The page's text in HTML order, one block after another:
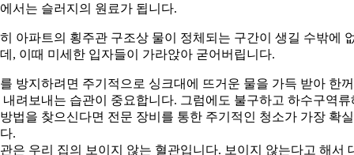
서는 슬러지의 원료가 됩니다.
아파트의 횡주관 구조상 물이 정체되는 구간이 생길 수밖에
, 이때 미세한 입자들이 가라앉아 굳어버립니다.
방지하려면 주기적으로 싱크대에 뜨거운 물을 가득 받아 한
내려보내는 습관이 중요합니다. 그럼에도 불구하고 하수구역류
법을 찾으신다면 전문 장비를 통한 주기적인 청소가 가장 확
.
은 우리 집의 보이지 않는 혈관입니다. 보이지 않는다고 해서